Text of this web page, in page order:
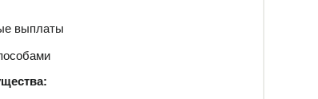
выплаты